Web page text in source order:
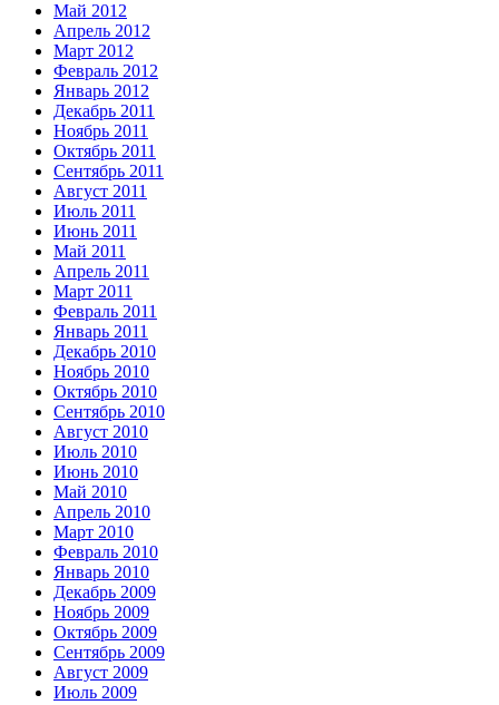
Май 2012
Апрель 2012
Март 2012
Февраль 2012
Январь 2012
Декабрь 2011
Ноябрь 2011
Октябрь 2011
Сентябрь 2011
Август 2011
Июль 2011
Июнь 2011
Май 2011
Апрель 2011
Март 2011
Февраль 2011
Январь 2011
Декабрь 2010
Ноябрь 2010
Октябрь 2010
Сентябрь 2010
Август 2010
Июль 2010
Июнь 2010
Май 2010
Апрель 2010
Март 2010
Февраль 2010
Январь 2010
Декабрь 2009
Ноябрь 2009
Октябрь 2009
Сентябрь 2009
Август 2009
Июль 2009